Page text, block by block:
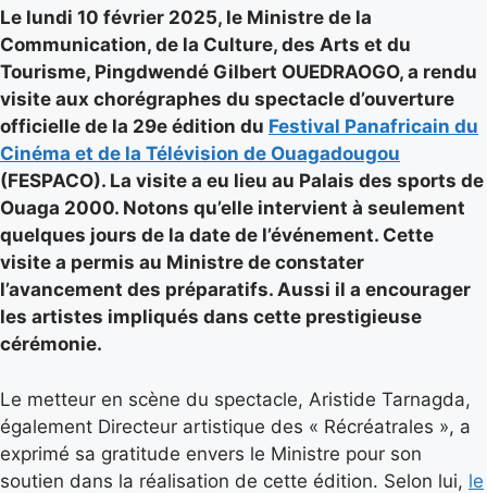
Le lundi 10 février 2025, le Ministre de la
Communication, de la Culture, des Arts et du
Tourisme, Pingdwendé Gilbert OUEDRAOGO, a rendu
visite aux chorégraphes du spectacle d’ouverture
officielle de la 29e édition du Festival Panafricain du
Cinéma et de la Télévision de Ouagadougou
(FESPACO). La visite a eu lieu au Palais des sports de
Ouaga 2000. Notons qu’elle intervient à seulement
quelques jours de la date de l’événement. Cette
visite a permis au Ministre de constater
l’avancement des préparatifs. Aussi il a encourager
les artistes impliqués dans cette prestigieuse
cérémonie.
Le metteur en scène du spectacle, Aristide Tarnagda,
également Directeur artistique des « Récréatrales », a
exprimé sa gratitude envers le Ministre pour son
soutien dans la réalisation de cette édition. Selon lui, le